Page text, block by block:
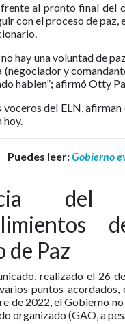
al pronto final del
con el proceso de paz,
hay una voluntad de
y
hablen”; afirmó Otty
del ELN,
hoy.
Puedes leer:Gobierno
del
de Paz
realizado el 26
puntos
de 2022, el Gobierno
organizado (GAO, a